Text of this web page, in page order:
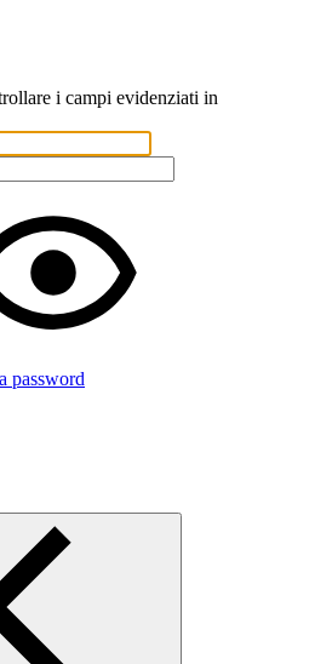
i campi evidenziati in
password